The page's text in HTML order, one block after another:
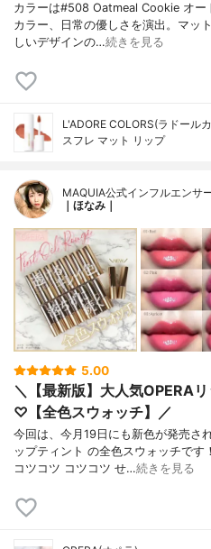
カラーは#508 Oatmeal Cookie オー
カラー、日常の優しさを演出。マッ
しいデザインの…続きを見る
L'ADORE COLORS(ラドール
スフレ マット リップ
MAQUIA公式インフルエンサ
｜ほなみ｜
5.00
＼【最新版】大人気OPERA
♡【全色スウォッチ】／
今回は、今月19日にも新色が発売さ
ップティント の全色スウォッチです
コツコツ コツコツ せ…続きを見る